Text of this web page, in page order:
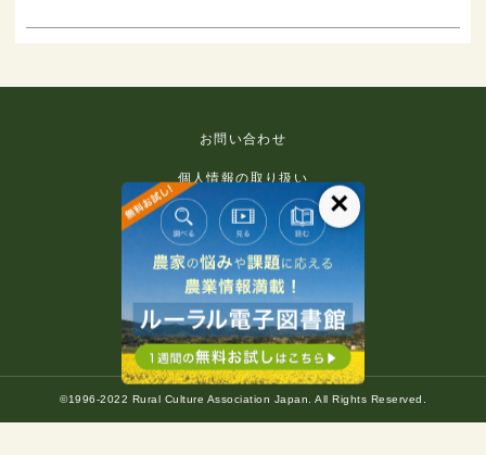
お問い合わせ
個人情報の取り扱い
免責事項
利用規約
推奨環境
著作権等について
©1996-2022 Rural Culture Association Japan. All Rights Reserved.
×